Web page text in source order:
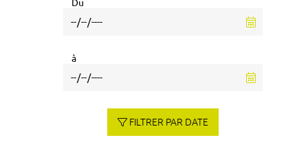
Du
à
FILTRER PAR DATE